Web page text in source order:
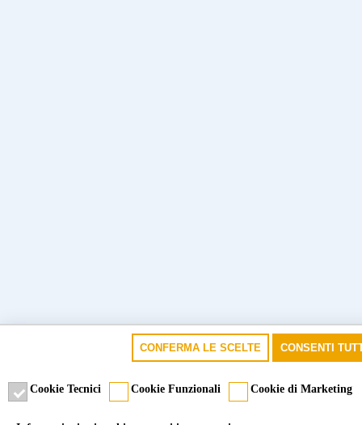
CONFERMA LE SCELTE CONSENTI
Cookie Tecnici Cookie Funzionali Cookie di Marketing